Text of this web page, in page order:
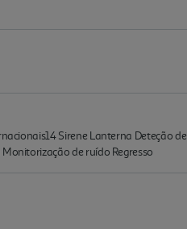
Sirene Lanterna Deteção de
de ruído Regresso